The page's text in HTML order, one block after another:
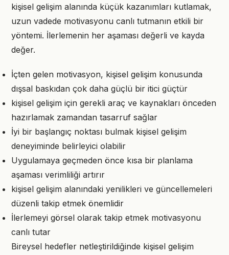
kişisel gelişim alanında küçük kazanımları kutlamak,
uzun vadede motivasyonu canlı tutmanın etkili bir
yöntemi. İlerlemenin her aşaması değerli ve kayda
değer.
İçten gelen motivasyon, kişisel gelişim konusunda
dışsal baskıdan çok daha güçlü bir itici güçtür
kişisel gelişim için gerekli araç ve kaynakları önceden
hazırlamak zamandan tasarruf sağlar
İyi bir başlangıç noktası bulmak kişisel gelişim
deneyiminde belirleyici olabilir
Uygulamaya geçmeden önce kısa bir planlama
aşaması verimliliği artırır
kişisel gelişim alanındaki yenilikleri ve güncellemeleri
düzenli takip etmek önemlidir
İlerlemeyi görsel olarak takip etmek motivasyonu
canlı tutar
Bireysel hedefler netleştirildiğinde kişisel gelişim